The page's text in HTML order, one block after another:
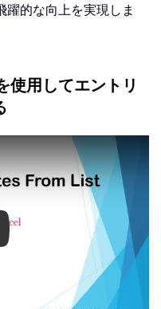
躍的な向上を実現しま
用してエントリ